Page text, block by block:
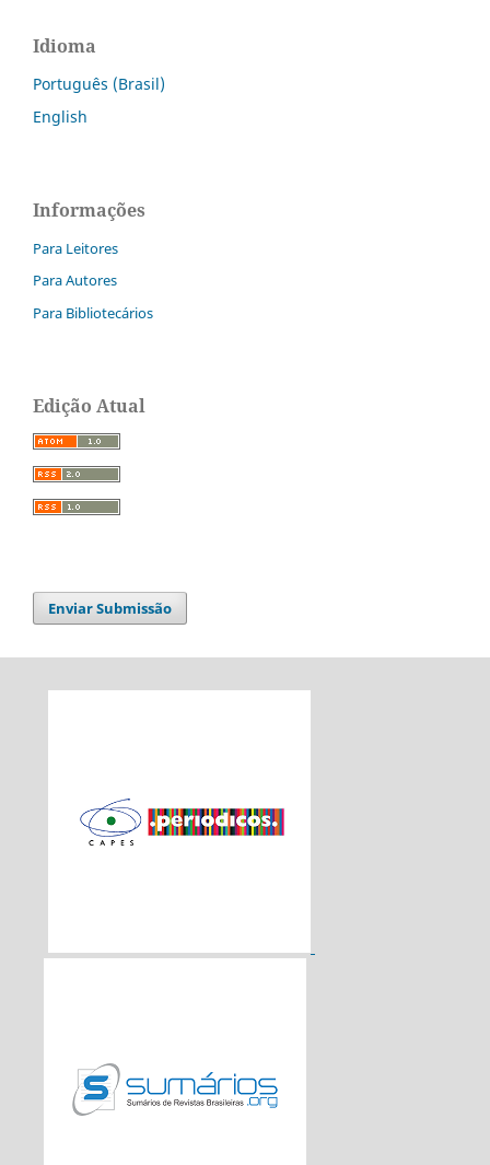
Idioma
Português (Brasil)
English
Informações
Para Leitores
Para Autores
Para Bibliotecários
Edição Atual
Enviar Submissão